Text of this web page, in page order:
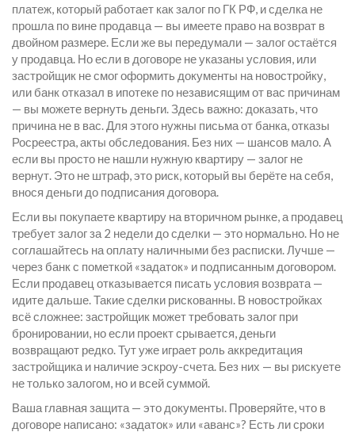
платеж, который работает как залог по ГК РФ, и сделка не
прошла по вине продавца — вы имеете право на возврат в
двойном размере. Если же вы передумали — залог остаётся
у продавца. Но если в договоре не указаны условия, или
застройщик не смог оформить документы на новостройку,
или банк отказал в ипотеке по независящим от вас причинам
— вы можете вернуть деньги. Здесь важно: доказать, что
причина не в вас. Для этого нужны письма от банка, отказы
Росреестра, акты обследования. Без них — шансов мало. А
если вы просто не нашли нужную квартиру — залог не
вернут. Это не штраф, это риск, который вы берёте на себя,
внося деньги до подписания договора.
Если вы покупаете квартиру на вторичном рынке, а продавец
требует залог за 2 недели до сделки — это нормально. Но не
соглашайтесь на оплату наличными без расписки. Лучше —
через банк с пометкой «задаток» и подписанным договором.
Если продавец отказывается писать условия возврата —
идите дальше. Такие сделки рискованны. В новостройках
всё сложнее: застройщик может требовать залог при
бронировании, но если проект срывается, деньги
возвращают редко. Тут уже играет роль аккредитация
застройщика и наличие эскроу-счета. Без них — вы рискуете
не только залогом, но и всей суммой.
Ваша главная защита — это документы. Проверяйте, что в
договоре написано: «задаток» или «аванс»? Есть ли сроки